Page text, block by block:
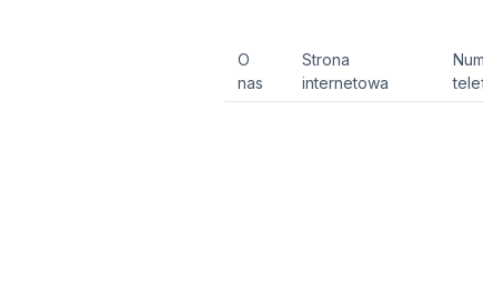
O
nas
Strona
internetowa